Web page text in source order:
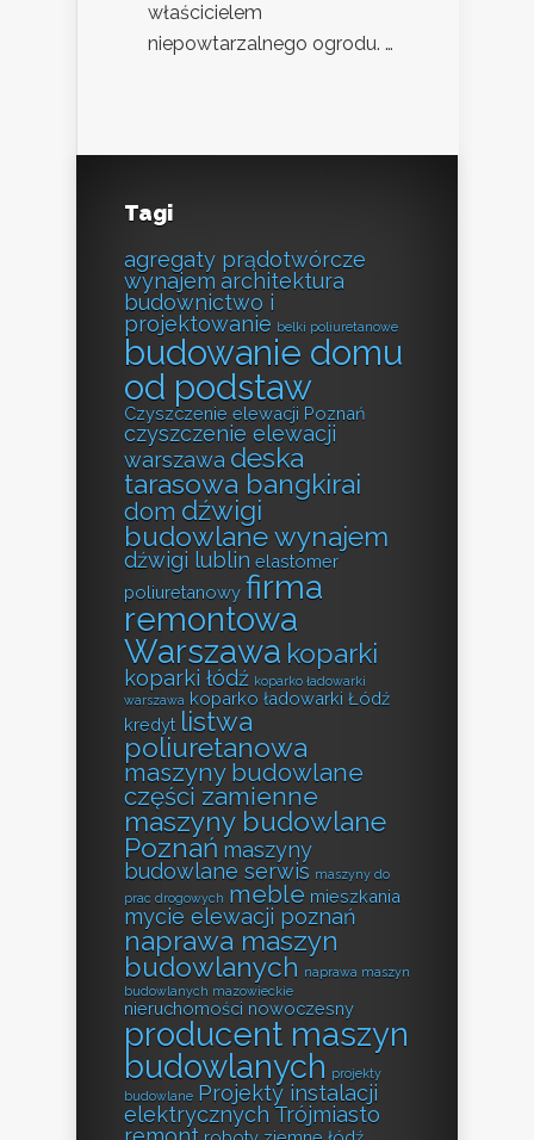
właścicielem
niepowtarzalnego ogrodu. …
Tagi
agregaty prądotwórcze
wynajem architektura
budownictwo i
projektowanie belki poliuretanowe
budowanie domu
od podstaw
Czyszczenie elewacji Poznań
czyszczenie elewacji
warszawa deska
tarasowa bangkirai
dom dźwigi
budowlane wynajem
dźwigi lublin elastomer
poliuretanowy firma
remontowa
Warszawa koparki
koparki łódź koparko ładowarki
warszawa koparko ładowarki Łódź
kredyt listwa
poliuretanowa
maszyny budowlane
części zamienne
maszyny budowlane
Poznań maszyny
budowlane serwis maszyny do
prac drogowych meble mieszkania
mycie elewacji poznań
naprawa maszyn
budowlanych naprawa maszyn
budowlanych mazowieckie
nieruchomości nowoczesny
producent maszyn
budowlanych projekty
budowlane Projekty instalacji
elektrycznych Trójmiasto